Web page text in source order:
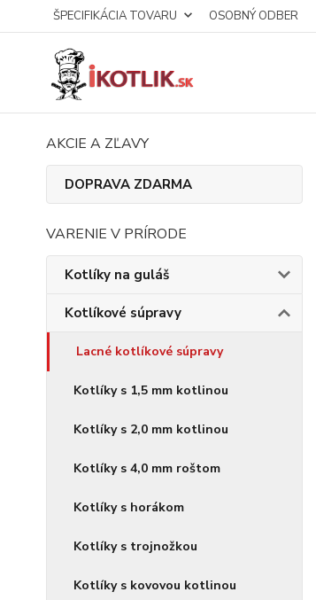
ŠPECIFIKÁCIA TOVARU OSOBNÝ ODBER
AKCIE A ZĽAVY
DOPRAVA ZDARMA
VARENIE V PRÍRODE
Kotlíky na guláš
Kotlíkové súpravy
Lacné kotlíkové súpravy
Kotlíky s 1,5 mm kotlinou
Kotlíky s 2,0 mm kotlinou
Kotlíky s 4,0 mm roštom
Kotlíky s horákom
Kotlíky s trojnožkou
Kotlíky s kovovou kotlinou